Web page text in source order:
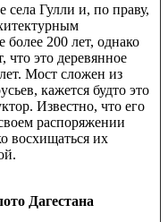
села Гулли и, по праву,
более 200 лет, однако
это деревянное
Мост сложен из
кажется будто это
Известно, что его
распоряжении
восхищаться их
Дагестана